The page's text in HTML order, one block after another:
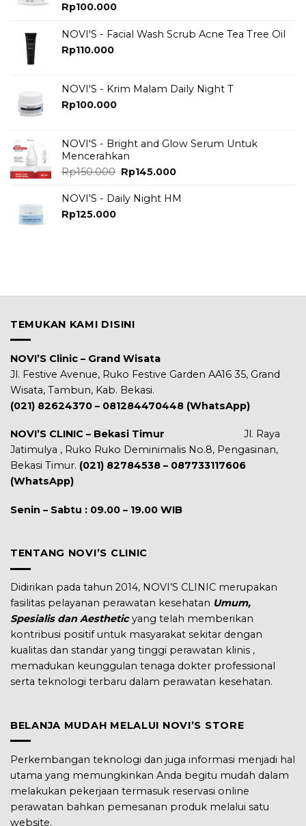
Rp100.000
NOVI'S - Facial Wash Scrub Acne Tea Tree Oil
Rp110.000
NOVI'S - Krim Malam Daily Night T
Rp100.000
NOVI'S - Bright and Glow Serum Untuk
Mencerahkan
Rp150.000 Original
was:
Rp145.000Current
is:
NOVI'S - Daily Night HM
Rp125.000
TEMUKAN KAMI DISINI
NOVI’S Clinic – Grand Wisata
Jl. Festive Avenue, Ruko Festive Garden AA16 35, Grand
Wisata, Tambun, Kab. Bekasi.
(021) 82624370 – 081284470448 (WhatsApp)
NOVI’S CLINIC – Bekasi Timur Jl. Raya
Jatimulya , Ruko Ruko Deminimalis No.8, Pengasinan,
Bekasi Timur. (021) 82784538 – 087733117606
(WhatsApp)
Senin – Sabtu : 09.00 – 19.00 WIB
TENTANG NOVI’S CLINIC
Didirikan pada tahun 2014, NOVI’S CLINIC merupakan
fasilitas pelayanan perawatan kesehatan Umum,
Spesialis dan Aestheticyang telah memberikan
kontribusi positif untuk masyarakat sekitar dengan
kualitas dan standar yang tinggi perawatan klinis ,
memadukan keunggulan tenaga dokter professional
serta teknologi terbaru dalam perawatan kesehatan.
BELANJA MUDAH MELALUI NOVI’S STORE
Perkembangan teknologi dan juga informasi menjadi hal
utama yang memungkinkan Anda begitu mudah dalam
melakukan pekerjaan termasuk reservasi online
perawatan bahkan pemesanan produk melalui satu
website.